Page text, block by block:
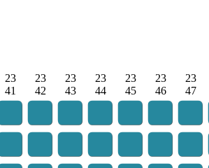
23
41
23
42
23
43
23
44
23
45
23
46
23
47